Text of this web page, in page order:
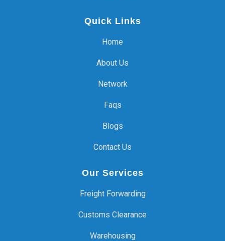
Quick Links
Home
About Us
Network
Faqs
Blogs
Contact Us
Our Services
Freight Forwarding
Customs Clearance
Warehousing